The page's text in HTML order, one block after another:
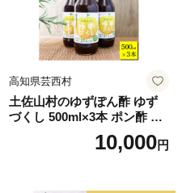
高知県芸西村
土佐山村のゆずぽん酢 ゆず
づくし 500ml×3本 ポン酢 ポ
ンズ ゆず 柚子 調味料 さっぱ
り 美味しい おいしい 鍋 しゃ
10,000円